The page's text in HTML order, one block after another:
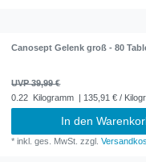
Canosept Gelenk groß - 80
UVP 39,99 €
0.22 Kilogramm | 135,91 € /
In den
*inkl. ges. MwSt. zzgl.